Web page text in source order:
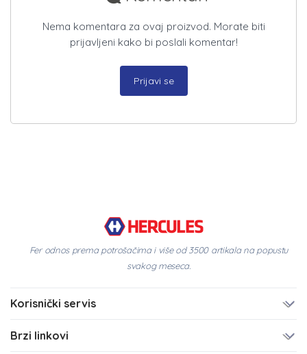
Nema komentara za ovaj proizvod. Morate biti
prijavljeni kako bi poslali komentar!
Prijavi se
Fer odnos prema potrošačima i više od 3500 artikala na popustu
svakog meseca.
Korisnički servis
Brzi linkovi